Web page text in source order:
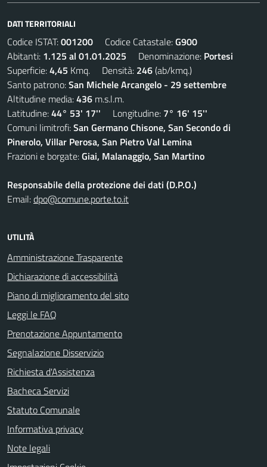
DATI TERRITORIALI
Codice ISTAT:001200 Codice Catastale:G900
Abitanti: 1.125 al 01.01.2025 Denominazione: Portesi
Superficie:4,45 Kmq. Densità: 246(ab/kmq.)
Santo patrono:San Michele Arcangelo - 29 settembre
Altitudine media:436 m.s.l.m.
Latitudine:44° 53' 17'' Longitudine: 7° 16' 15''
Comuni limitrofi:San Germano Chisone, San Secondo di
Pinerolo, Villar Perosa, San Pietro Val Lemina
Frazioni e borgate:Giai, Malanaggio, San Martino
Responsabile della protezione dei dati (D.P.O.)
Email:dpo@comune.porte.to.it
UTILITÀ
Amministrazione Trasparente
Dichiarazione di accessibilità
Piano di miglioramento del sito
Leggi le FAQ
Prenotazione Appuntamento
Segnalazione Disservizio
Richiesta d'Assistenza
Bacheca Servizi
Statuto Comunale
Informativa privacy
Note legali